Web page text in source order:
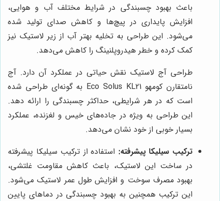
باعث بهبود چسبندگی در شرایط مختلف آب و هوایی،
افزایش پایداری در پیچ‌ها و کاهش صدای تولید شده
می‌شود. این طراحی به تخلیه بهتر آب از زیر لاستیک نیز
کمک کرده و خطر هیدروپلنینگ را کاهش می‌دهد.
طراحی آج لاستیک نقش حیاتی در عملکرد آن دارد. آج
نامتقارن کومهو Eco Solus KL21 به گونه‌ای طراحی شده
است که در هر شرایطی، حداکثر چسبندگی را ارائه دهد.
این طراحی به ویژه در جاده‌های خیس و لغزنده، عملکرد
بسیار خوبی از خود نشان می‌دهد.
ترکیب سیلیکا پیشرفته: استفاده از ترکیب سیلیکا پیشرفته
در ساخت این لاستیک، باعث کاهش مقاومت غلتشی،
بهبود مصرف سوخت و افزایش طول عمر لاستیک می‌شود.
این ترکیب همچنین به بهبود چسبندگی در دماهای پایین